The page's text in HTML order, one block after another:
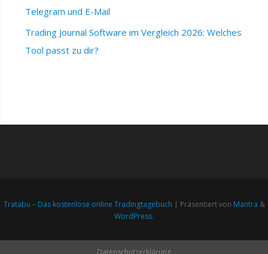
Telegram und E-Mail
Trading Journal Software im Vergleich 2026: Welches
Tool passt zu dir?
Tratabu – Das kostenlose online Tradingtagebuch | Präsentiert von Mantra &
WordPress.
Datenschutzerklärung